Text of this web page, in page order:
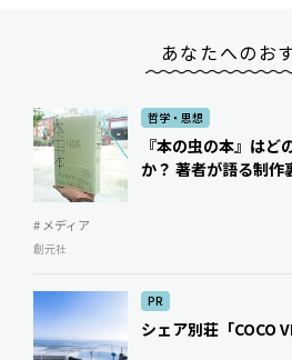
あなたへのお
哲学・思想
『本の虫の本』はど
か？ 著者が語る制作
# メディア
創元社
PR
シェア別荘「COCO